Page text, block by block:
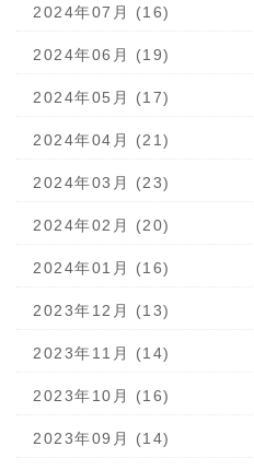
2024年07月 (16)
2024年06月 (19)
2024年05月 (17)
2024年04月 (21)
2024年03月 (23)
2024年02月 (20)
2024年01月 (16)
2023年12月 (13)
2023年11月 (14)
2023年10月 (16)
2023年09月 (14)